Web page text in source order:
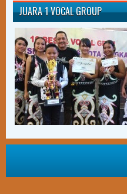
JUARA 1 VOCAL GROUP